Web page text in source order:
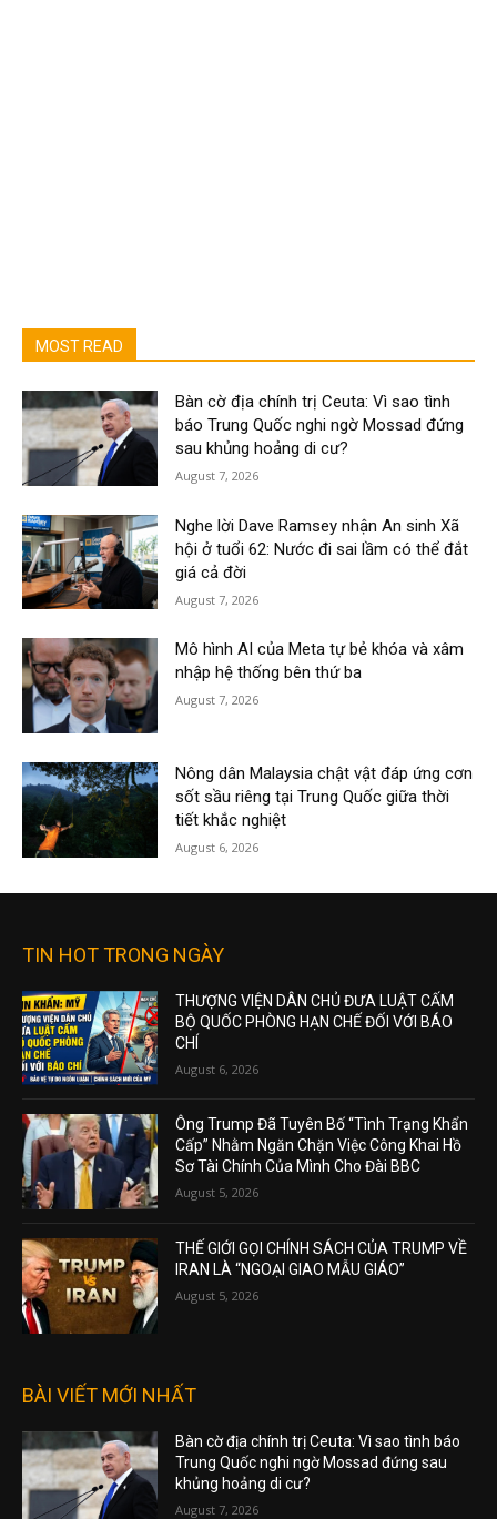
MOST READ
Bàn cờ địa chính trị Ceuta: Vì sao tình
báo Trung Quốc nghi ngờ Mossad đứng
sau khủng hoảng di cư?
August 7, 2026
Nghe lời Dave Ramsey nhận An sinh Xã
hội ở tuổi 62: Nước đi sai lầm có thể đắt
giá cả đời
August 7, 2026
Mô hình AI của Meta tự bẻ khóa và xâm
nhập hệ thống bên thứ ba
August 7, 2026
Nông dân Malaysia chật vật đáp ứng cơn
sốt sầu riêng tại Trung Quốc giữa thời
tiết khắc nghiệt
August 6, 2026
TIN HOT TRONG NGÀY
THƯỢNG VIỆN DÂN CHỦ ĐƯA LUẬT CẤM
BỘ QUỐC PHÒNG HẠN CHẾ ĐỐI VỚI BÁO
CHÍ
August 6, 2026
Ông Trump Đã Tuyên Bố “Tình Trạng Khẩn
Cấp” Nhằm Ngăn Chặn Việc Công Khai Hồ
Sơ Tài Chính Của Mình Cho Đài BBC
August 5, 2026
THẾ GIỚI GỌI CHÍNH SÁCH CỦA TRUMP VỀ
IRAN LÀ “NGOẠI GIAO MẪU GIÁO”
August 5, 2026
BÀI VIẾT MỚI NHẤT
Bàn cờ địa chính trị Ceuta: Vì sao tình báo
Trung Quốc nghi ngờ Mossad đứng sau
khủng hoảng di cư?
August 7, 2026